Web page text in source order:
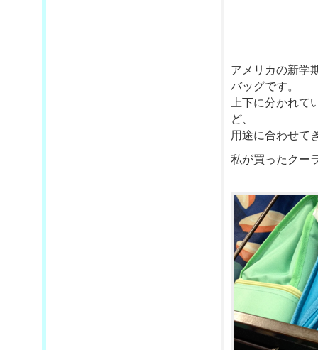
アメリカの新学
バッグです。
上下に分かれ
ど、
用途に合わせて
私が買ったクー